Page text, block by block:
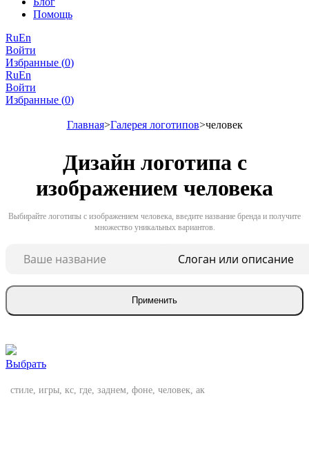
Помощь
RuEn
Войти
Избранные (0)
RuEn
Войти
Избранные (0)
Главная Галерея логотипов человек
Дизайн логотипа с
изображением человека
Выбирайте логотипы с изображением человека, введите название бренда и получите
множество уникальных вариантов.
Применить
Выбрать
стиле, игры, кс, где, заднем, фоне, человек, ак